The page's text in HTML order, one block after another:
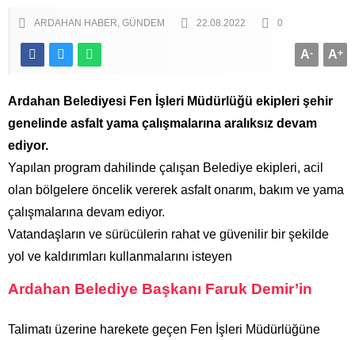
ARDAHAN HABER GÜNDEM 22.08.2022 0
A+
A-
Ardahan Belediyesi Fen İşleri Müdürlüğü ekipleri şehir
genelinde asfalt yama çalışmalarına aralıksız devam
ediyor.
Yapılan program dahilinde çalışan Belediye ekipleri, acil
olan bölgelere öncelik vererek asfalt onarım, bakım ve yama
çalışmalarına devam ediyor.
Vatandaşların ve sürücülerin rahat ve güvenilir bir şekilde
yol ve kaldırımları kullanmalarını isteyen
Ardahan Belediye Başkanı Faruk Demir’in
Talimatı üzerine harekete geçen Fen İşleri Müdürlüğüne